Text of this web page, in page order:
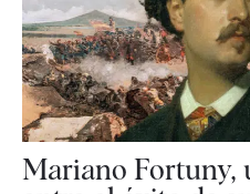
Mariano Fortuny,